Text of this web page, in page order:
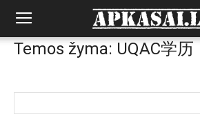
Temos žyma: UQAC学历